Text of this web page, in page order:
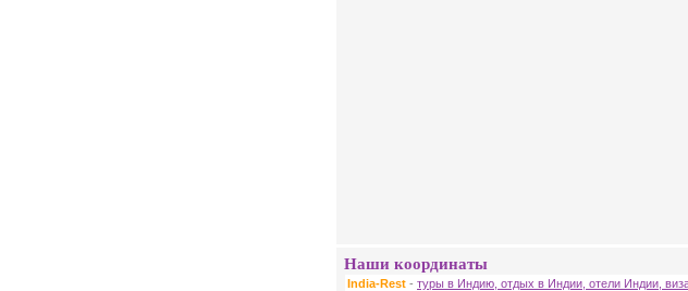
Наши координаты
India-Rest - туры в Индию, отдых в Индии, отели Индии,